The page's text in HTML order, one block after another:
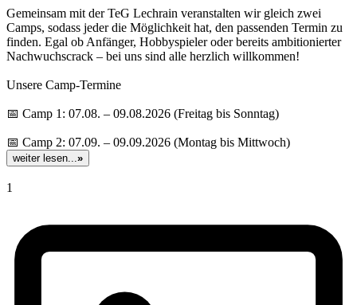
Gemeinsam mit der TeG Lechrain veranstalten wir gleich zwei
Camps, sodass jeder die Möglichkeit hat, den passenden Termin zu
finden. Egal ob Anfänger, Hobbyspieler oder bereits ambitionierter
Nachwuchscrack – bei uns sind alle herzlich willkommen!
Unsere Camp-Termine
📅 Camp 1: 07.08. – 09.08.2026 (Freitag bis Sonntag)
📅 Camp 2: 07.09. – 09.09.2026 (Montag bis Mittwoch)
weiter lesen...»
1